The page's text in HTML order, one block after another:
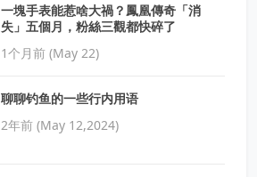
一塊手表能惹啥大禍？鳳凰傳奇「消
失」五個月，粉絲三觀都快碎了
1个月前 (May 22)
聊聊钓鱼的一些行内用语
2年前 (May 12,2024)